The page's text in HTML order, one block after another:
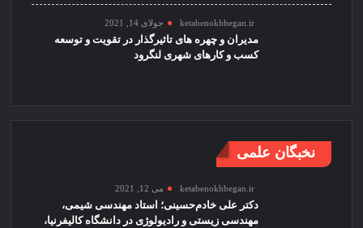
ketabenokhbegan.ir جولای 14, 2021
مدیران و چهره های تاثیرگذار در تقویت و توسعه
کسب و کارهای شهری لنگرود
نخبگان علمی
ketabenokhbegan.ir می 12, 2021
دکتر علی خادم‌حسینی؛ استاد مهندسی شیمی،
مهندسی زیستی و رادیولوژی در دانشگاه کالیفرنیا،